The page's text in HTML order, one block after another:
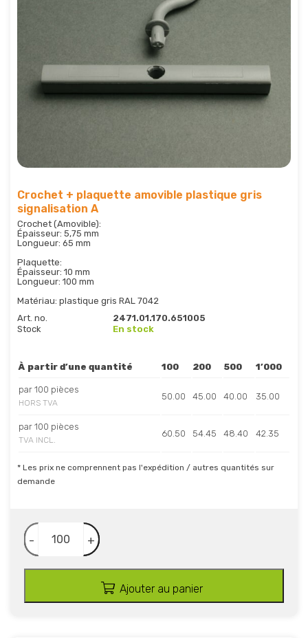
Crochet + plaquette amovible plastique gris
signalisation A
Crochet (Amovible):
Épaisseur: 5,75 mm
Longueur: 65 mm
Plaquette:
Épaisseur: 10 mm
Longueur: 100 mm
Matériau: plastique gris RAL 7042
Art. no.
2471.01.170.651005
Stock
En stock
À partir d’une quantité 100 200 500 1’000
par 100 pièces
HORS TVA
50.00 45.00 40.00 35.00
par 100 pièces
TVA INCL.
60.50 54.45 48.40 42.35
* Les prix ne comprennent pas l'expédition / autres quantités sur
demande
- +
Ajouter au panier